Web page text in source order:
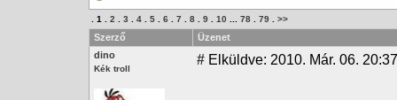
1 2 3 4 5 6 7 8 9 10 78 79 >>
Szerző
Üzenet
dino
Kék troll
# Elküldve: 2010. Már. 06. 20:37